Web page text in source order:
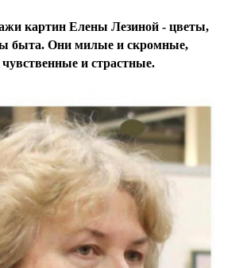
картин Елены Лезиной - цветы,
быта. Они милые и скромные,
чувственные и страстные.